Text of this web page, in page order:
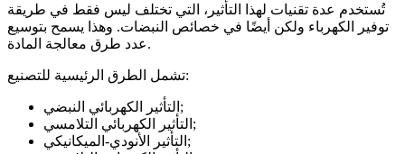
تُستخدم عدة تقنيات لهذا التأثير، التي تختلف ليس فقط في طريقة
توفير الكهرباء ولكن أيضًا في خصائص النبضات. وهذا يسمح بتوسيع
عدد طرق معالجة المادة.
تشمل الطرق الرئيسية للتصنيع:
التأثير الكهربائي النبضي;
التأثير الكهربائي التلامسي;
التأثير الأنودي-الميكانيكي;